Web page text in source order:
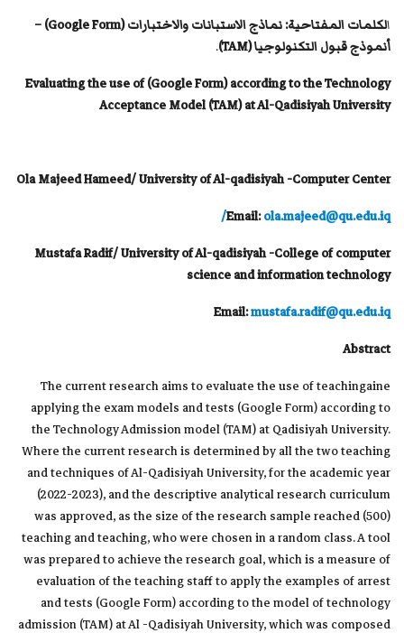
الكلمات المفتاحية:نماذج الاستبانات والاختبارات (Google Form
) –
أنموذج قبول التكنولوجيا (TAM
)
.
Evaluating the use of (Google Form) according to the Technology
Acceptance Model (TAM) at Al-Qadisiyah University
Ola Majeed Hameed/ University of Al-qadisiyah -Computer Center
Email:ola.majeed@qu.edu.iq/
Mustafa Radif/ University of Al-qadisiyah -College of computer
science and information technology
Email:mustafa.radif@qu.edu.iq
Abstract
The current research aims to evaluate the use of teachingaine
applying the exam models and tests (Google Form) according to
the Technology Admission model (TAM) at Qadisiyah University.
Where the current research is determined by all the two teaching
and techniques of Al-Qadisiyah University, for the academic year
(2022-2023), and the descriptive analytical research curriculum
was approved, as the size of the research sample reached (500)
teaching and teaching, who were chosen in a random class. A tool
was prepared to achieve the research goal, which is a measure of
evaluation of the teaching staff to apply the examples of arrest
and tests (Google Form) according to the model of technology
admission (TAM) at Al -Qadisiyah University, which was composed